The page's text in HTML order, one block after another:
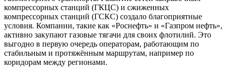
компрессорных станций (ГКЦС) и сжиженных
компрессорных станций (ГСКС) создало благоприятные
условия. Компании, такие как «Роснефть» и «Газпром нефть»,
активно закупают газовые тягачи для своих флотилий. Это
выгодно в первую очередь операторам, работающим по
стабильным и протяжённым маршрутам, например по
коридорам между регионами.